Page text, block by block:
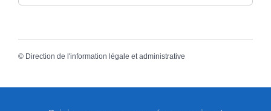
© Direction de l'information légale et administrative